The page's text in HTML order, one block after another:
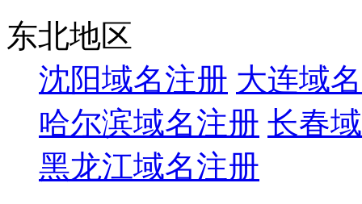
东北地区
沈阳域名注册 大连域
哈尔滨域名注册 长春
黑龙江域名注册